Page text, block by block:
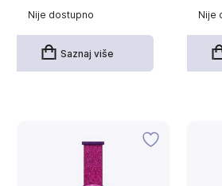
Nije dostupno
Saznaj više
Nije